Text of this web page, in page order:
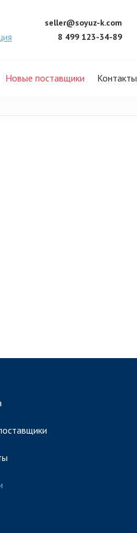
seller@soyuz-k.com
8 499 123-34-89
Новые поставщики Контакты